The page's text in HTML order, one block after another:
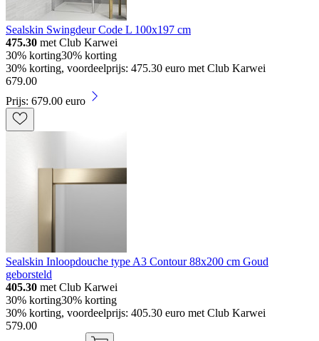
Sealskin Swingdeur Code L 100x197 cm
475.30 met Club Karwei
30% korting30% korting
30% korting, voordeelprijs: 475.30 euro met Club Karwei
679.00
Prijs: 679.00 euro
Sealskin Inloopdouche type A3 Contour 88x200 cm Goud
geborsteld
405.30 met Club Karwei
30% korting30% korting
30% korting, voordeelprijs: 405.30 euro met Club Karwei
579.00